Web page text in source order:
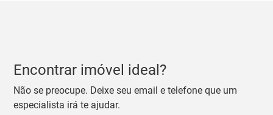
Encontrar imóvel ideal?
Não se preocupe. Deixe seu email e telefone que um
especialista irá te ajudar.